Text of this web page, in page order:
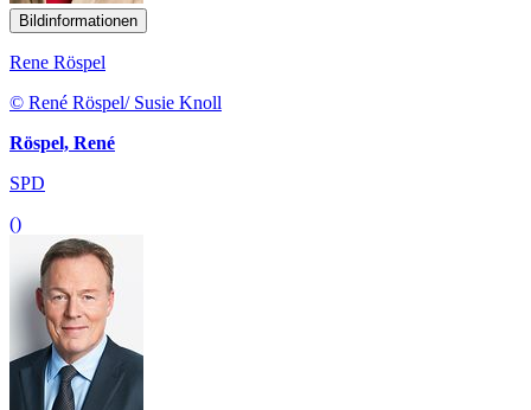
Bildinformationen
Rene Röspel
© René Röspel/ Susie Knoll
Röspel, René
SPD
()